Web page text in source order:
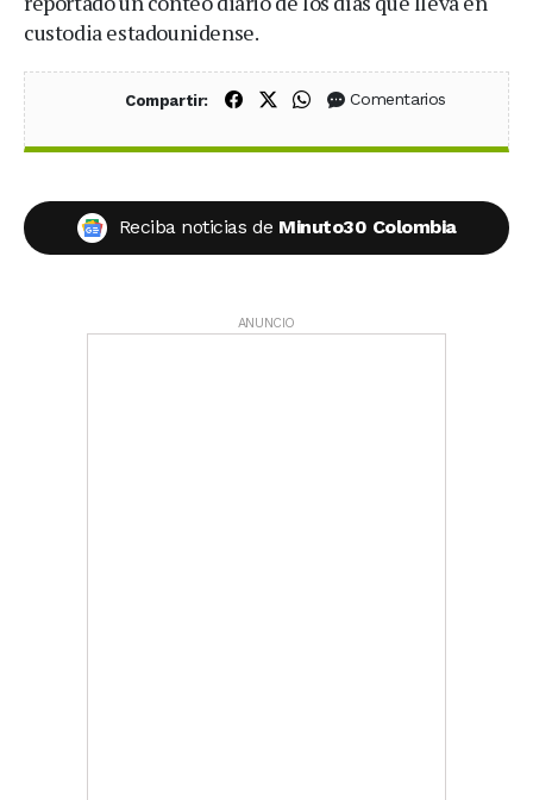
custodia estadounidense.
Compartir: Compartir en Facebook
Compartir en X (Twitter)
Compartir en WhatsApp
Comentarios
Reciba noticias de Minuto30 Colombia
ANUNCIO